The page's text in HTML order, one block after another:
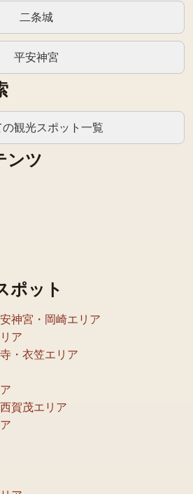
二条城
平安神宮
の観光スポット一覧
ンツ
ポット
神宮・岡崎エリア
ア
・衣笠エリア
賀茂エリア